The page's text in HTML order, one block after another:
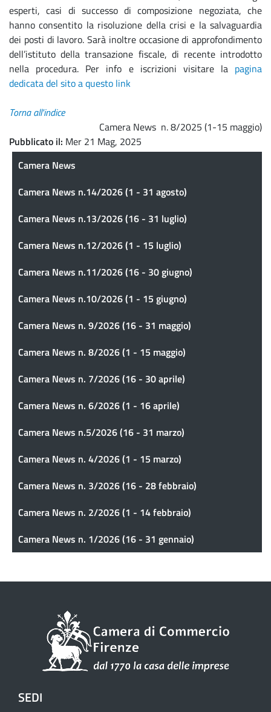
esperti, casi di successo di composizione negoziata, che
hanno consentito la risoluzione della crisi e la salvaguardia
dei posti di lavoro. Sarà inoltre occasione di approfondimento
dell’istituto della transazione fiscale, di recente introdotto
nella procedura. Per info e iscrizioni visitare la pagina
dedicata del sito a questo link
Torna all'indice
Camera News n. 8/2025 (1-15 maggio)
Pubblicato il Mer 21 Mag, 2025
Camera News
Camera News
Camera News n.14/2026 (1 - 31 agosto)
Camera News n.13/2026 (16 - 31 luglio)
Camera News n.12/2026 (1 - 15 luglio)
Camera News n.11/2026 (16 - 30 giugno)
Camera News n.10/2026 (1 - 15 giugno)
Camera News n. 9/2026 (16 - 31 maggio)
Camera News n. 8/2026 (1 - 15 maggio)
Camera News n. 7/2026 (16 - 30 aprile)
Camera News n. 6/2026 (1 - 16 aprile)
Camera News n.5/2026 (16 - 31 marzo)
Camera News n. 4/2026 (1 - 15 marzo)
Camera News n. 3/2026 (16 - 28 febbraio)
Camera News n. 2/2026 (1 - 14 febbraio)
Camera News n. 1/2026 (16 - 31 gennaio)
SEDI